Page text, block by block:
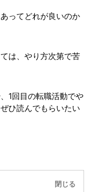
ってどれが良いのか
は、やり方次第で苦
1回目の転職活動でや
ひ読んでもらいたい
閉じる